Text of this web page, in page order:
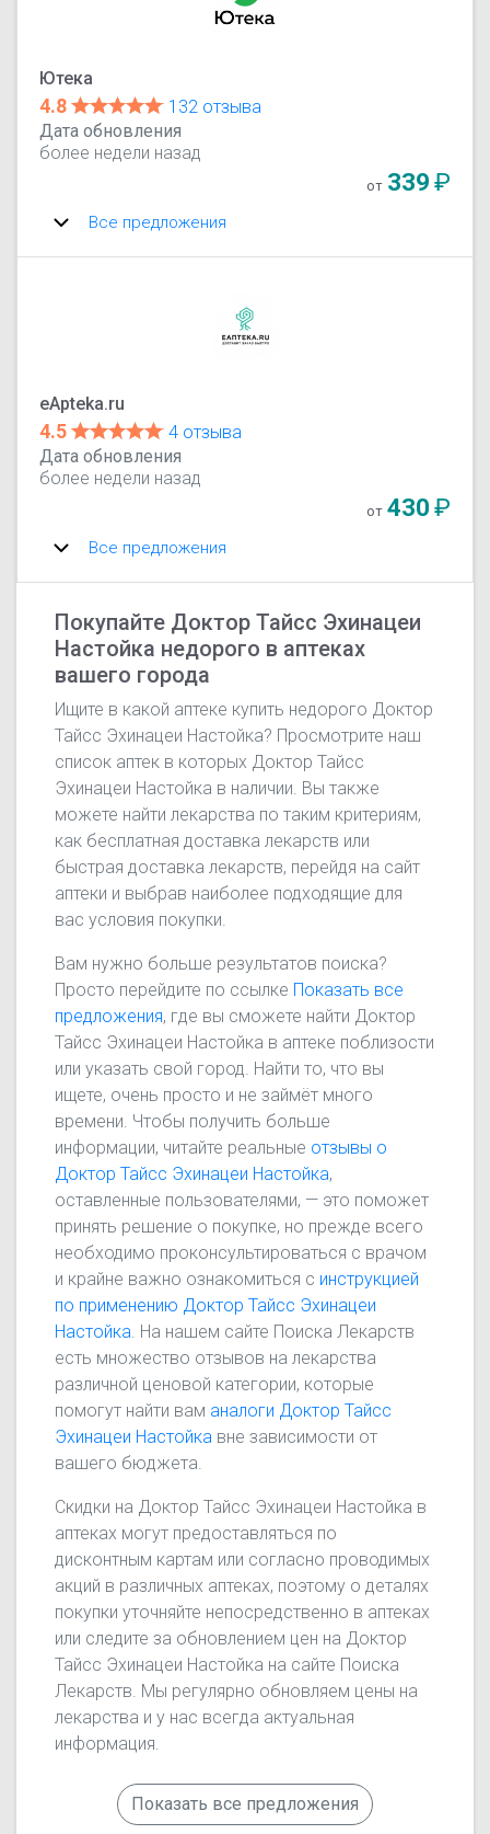
Ютека
4.8
132 отзыва
Дата обновления
более недели назад
от 339₽
Все предложения
eApteka.ru
4.5
4 отзыва
Дата обновления
более недели назад
от 430₽
Все предложения
Покупайте Доктор Тайсс Эхинацеи
Настойка недорого в аптеках
вашего города
Ищите в какой аптеке купить недорого Доктор
Тайсс Эхинацеи Настойка? Просмотрите наш
список аптек в которых Доктор Тайсс
Эхинацеи Настойка в наличии. Вы также
можете найти лекарства по таким критериям,
как бесплатная доставка лекарств или
быстрая доставка лекарств, перейдя на сайт
аптеки и выбрав наиболее подходящие для
вас условия покупки.
Вам нужно больше результатов поиска?
Просто перейдите по ссылке Показать все
предложения, где вы сможете найти Доктор
Тайсс Эхинацеи Настойка в аптеке поблизости
или указать свой город. Найти то, что вы
ищете, очень просто и не займёт много
времени. Чтобы получить больше
информации, читайте реальные отзывы о
Доктор Тайсс Эхинацеи Настойка,
оставленные пользователями, — это поможет
принять решение о покупке, но прежде всего
необходимо проконсультироваться с врачом
и крайне важно ознакомиться с инструкцией
по применению Доктор Тайсс Эхинацеи
Настойка . На нашем сайте Поиска Лекарств
есть множество отзывов на лекарства
различной ценовой категории, которые
помогут найти вам аналоги Доктор Тайсс
Эхинацеи Настойка вне зависимости от
вашего бюджета.
Скидки на Доктор Тайсс Эхинацеи Настойка в
аптеках могут предоставляться по
дисконтным картам или согласно проводимых
акций в различных аптеках, поэтому о деталях
покупки уточняйте непосредственно в аптеках
или следите за обновлением цен на Доктор
Тайсс Эхинацеи Настойка на сайте Поиска
Лекарств. Мы регулярно обновляем цены на
лекарства и у нас всегда актуальная
информация.
Показать все предложения